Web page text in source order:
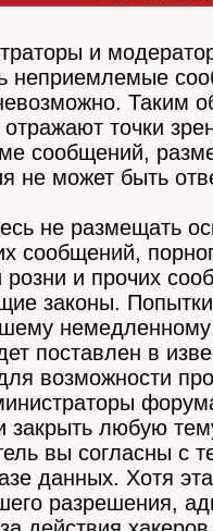
и
неприемлемые
Таким
точки
сообщений,
не может быть
не размещать
сообщений,
розни и прочих
законы.
поставлен в
возможности
закрыть любую
вы согласны с
данных. Хотя
разрешения,